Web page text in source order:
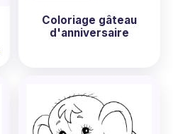
Coloriage gâteau
d'anniversaire